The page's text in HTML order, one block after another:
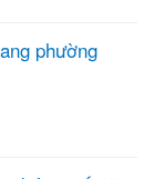
phường